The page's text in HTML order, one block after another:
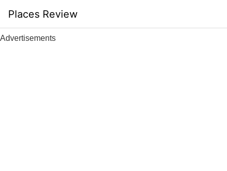
content
Places Review
Advertisements